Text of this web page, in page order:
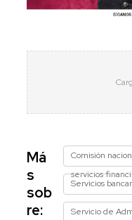
Má
s
sob
re:
Comisión
servicios
Servicios
Servicio de